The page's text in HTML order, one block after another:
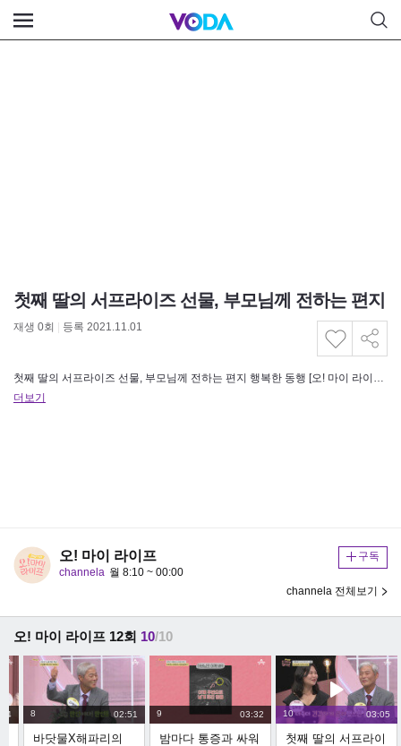
첫째 딸의 서프라이즈 선물, 부모님께 전하는 편지
재생 0회 등록 2021.11.01
첫째 딸의 서프라이즈 선물, 부모님께 전하는 편지 행복한 동행 [오! 마이 라이프] 매주 월요일 저녁 8시 10분 방송
더보기
오! 마이 라이프
channela 월 8:10 ~ 00:00
구독
channela 전체보기
오! 마이 라이프 12회 10/10
8 02:51
바닷물X해파리의
9 03:32
밤마다 통증과 싸워
10 03:05
첫째 딸의 서프라이